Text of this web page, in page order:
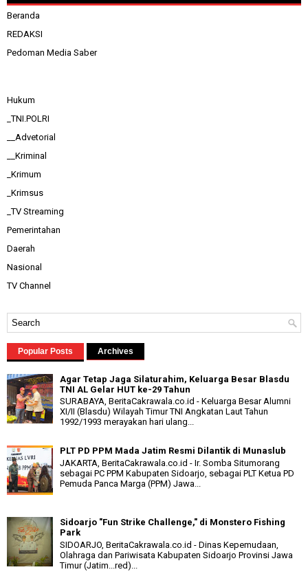
Beranda
REDAKSI
Pedoman Media Saber
Hukum
_TNI.POLRI
__Advetorial
__Kriminal
_Krimum
_Krimsus
_TV Streaming
Pemerintahan
Daerah
Nasional
TV Channel
Popular Posts Archives
Agar Tetap Jaga Silaturahim, Keluarga Besar Blasdu
TNI AL Gelar HUT ke-29 Tahun
SURABAYA, BeritaCakrawala.co.id - Keluarga Besar Alumni
XI/II (Blasdu) Wilayah Timur TNI Angkatan Laut Tahun
1992/1993 merayakan hari ulang...
PLT PD PPM Mada Jatim Resmi Dilantik di Munaslub
JAKARTA, BeritaCakrawala.co.id - Ir. Somba Situmorang
sebagai PC PPM Kabupaten Sidoarjo, sebagai PLT Ketua PD
Pemuda Panca Marga (PPM) Jawa...
Sidoarjo "Fun Strike Challenge," di Monstero Fishing
Park
SIDOARJO, BeritaCakrawala.co.id - Dinas Kepemudaan,
Olahraga dan Pariwisata Kabupaten Sidoarjo Provinsi Jawa
Timur (Jatim...red)...